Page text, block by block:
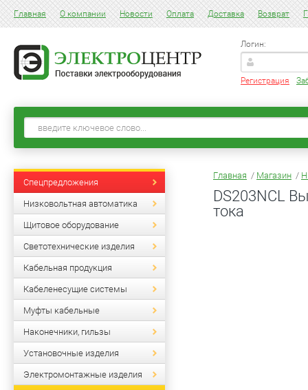
Главная О компании Новости Оплата Доставка Возврат
Логин:
Регистрация
Спецпредложения
Низковольтная автоматика
Щитовое оборудование
Светотехнические изделия
Кабельная продукция
Кабеленесущие системы
Муфты кабельные
Наконечники, гильзы
Установочные изделия
Электромонтажные изделия
Главная / Магазин /
DS203NCL
тока